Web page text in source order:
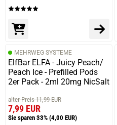
MEHRWEG SYSTEME
ElfBar ELFA - Juicy Peach/
Peach Ice - Prefilled Pods
2er Pack - 2ml 20mg NicSalt
alter Preis 11,99 EUR
7,99 EUR
Sie sparen 33% (4,00 EUR)